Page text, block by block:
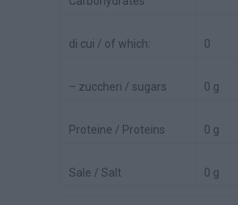
di cui / of which: 0
– zuccheri / sugars 0 g
Proteine / Proteins 0 g
Sale / Salt 0 g